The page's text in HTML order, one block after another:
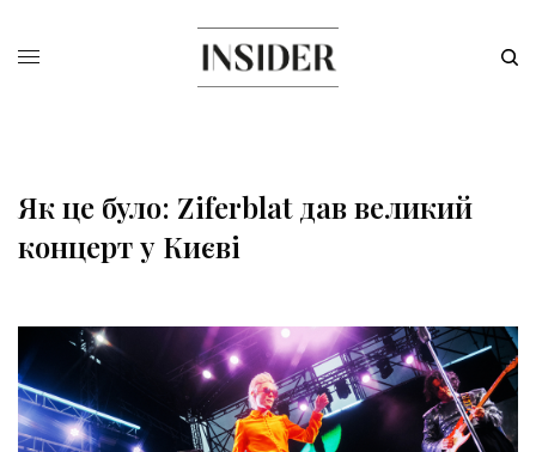
Як це було: Ziferblat дав великий
концерт у Києві